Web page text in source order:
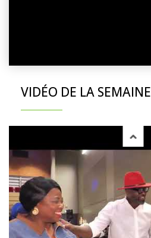
VIDÉO DE LA SEMAINE